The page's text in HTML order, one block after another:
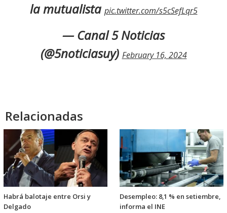
la mutualista pic.twitter.com/s5cSefLqr5
— Canal 5 Noticias
(@5noticiasuy) February 16, 2024
Relacionadas
Habrá balotaje entre Orsi y
Delgado
Desempleo: 8,1 % en setiembre,
informa el INE